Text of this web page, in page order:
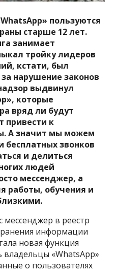
пользуются
старше 12 лет.
занимает
тройку лидеров
кстати, был
нарушение законов
выдвинул
которые
вряд ли будут
привести к
А значит мы можем
звонков
и делиться
людей
мессенджер, а
работы, обучения и
мессенджер в реестр
информации
новая функция
владельцы «WhatsApp»
о пользователях